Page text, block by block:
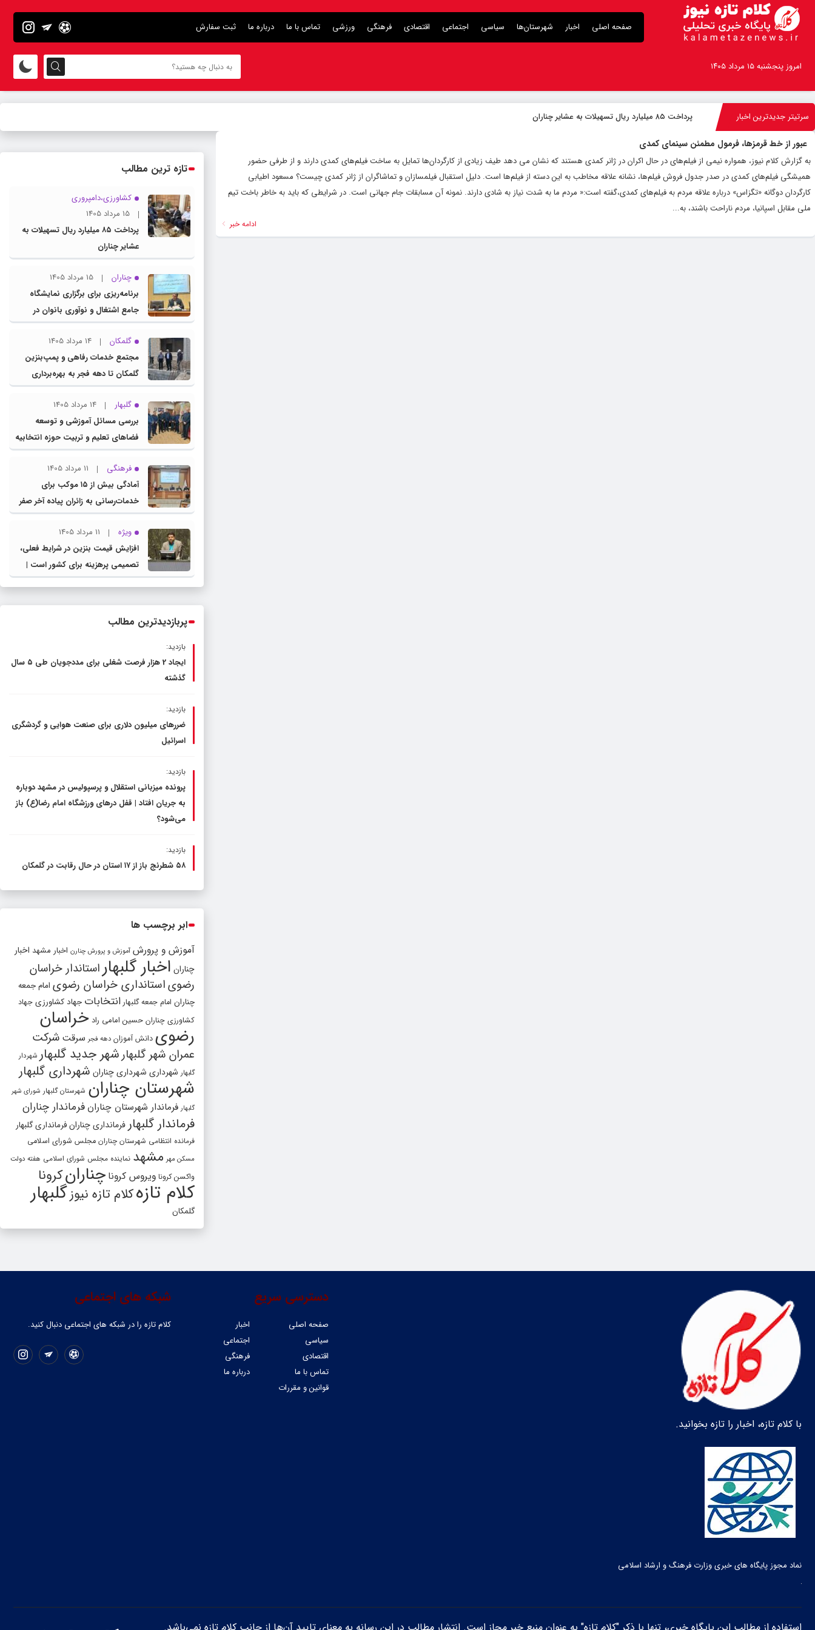
صفحه اصلی اخبار شهرستان‌ها سیاسی اجتماعی اقتصادی فرهنگی ورزشی تماس با ما درباره ما ثبت سفارش
امروز پنجشنبه ۱۵ مرداد ۱۴۰۵
سرتیتر جدیدترین اخبار پرداخت ۸۵ میلیارد ریال تسهیلات به عشایر چناران
عبور از خط قرمزها، فرمول مطمئن سینمای کمدی
به گزارش کلام نیوز، همواره نیمی از فیلم‌های در حال اکران در ژانر کمدی هستند که نشان می دهد طیف زیادی از کارگردان‌ها تمایل به ساخت فیلم‌های کمدی دارند و از طرفی حضور
همیشگی فیلم‌های کمدی در صدر جدول فروش فیلم‌ها، نشانه علاقه مخاطب به این دسته از فیلم‌ها است. دلیل استقبال فیلمسازان و تماشاگران از ژانر کمدی چیست؟ مسعود اطیابی
کارگردان دوگانه «تگزاس» درباره علاقه مردم به فیلم‌های کمدی،گفته است:« مردم ما به شدت نیاز به شادی دارند. نمونه آن مسابقات جام جهانی است. در شرایطی که باید به خاطر باخت تیم
ملی مقابل اسپانیا، مردم ناراحت باشند، به...
ادامه خبر
تازه ترین مطالب
کشاورزی،دامپروری
15 مرداد 1405
پرداخت ۸۵ میلیارد ریال تسهیلات به
عشایر چناران
چناران
15 مرداد 1405
برنامه‌ریزی برای برگزاری نمایشگاه
جامع اشتغال و نوآوری بانوان در
چناران
گلمکان
14 مرداد 1405
مجتمع خدمات رفاهی و پمپ‌بنزین
گلمکان تا دهه فجر به بهره‌برداری
می‌رسد
گلبهار
14 مرداد 1405
بررسی مسائل آموزشی و توسعه
فضاهای تعلیم و تربیت حوزه انتخابیه
در نشست مشترک عضو کمیسیون
آموزش مجلس با مدیرکل آموزش و
پرورش خراسان رضوی
فرهنگی
11 مرداد 1405
آمادگی بیش از ۱۵ موکب برای
خدمات‌رسانی به زائران پیاده آخر صفر
در شهرستان چناران
ویژه
11 مرداد 1405
افزایش قیمت بنزین در شرایط فعلی،
تصمیمی پرهزینه برای کشور است |
دولت، قاچاق سوخت و عوامل اصلی
پربازدیدترین مطالب
بازدید:
ایجاد 2 هزار فرصت شغلی برای مددجویان طی ۵ سال
گذشته
بازدید:
ضررهای میلیون دلاری برای صنعت هوایی و گردشگری
اسرائیل
بازدید:
پرونده میزبانی استقلال و پرسپولیس در مشهد دوباره
به جریان افتاد | قفل در‌های ورزشگاه امام رضا(ع) باز
می‌شود؟
بازدید:
۵۸ شطرنج‌ باز از ۱۷ استان در حال رقابت در گلمکان
ابر برچسب ها
آموزش و پرورش آموزش و پرورش چنارن اخبار مشهد اخبار
چناران اخبار گلبهار استاندار خراسان
رضویاستانداری خراسان رضوی امام جمعه
چناران امام جمعه گلبهار انتخابات جهاد کشاورزی جهاد
کشاورزی چناران حسین امامی راد خراسان
رضوی دانش آموزان دهه فجر سرقت شرکت
عمران شهر گلبهارشهر جدید گلبهار شهردار
گلبهار شهرداری شهرداری چناران شهرداری گلبهار
شهرستان چناران شهرستان گلبهار شورای شهر
گلبهار فرماندار شهرستان چناران فرماندار چناران
فرماندار گلبهار فرمانداری چنارانفرمانداری گلبهار
فرمانده انتظامی شهرستان چناران مجلس شورای اسلامی
مسکن مهر مشهد نماینده مجلس شورای اسلامی هفته دولت
واکسن کرونا ویروس کرونا چنارانکرونا
کلام تازهکلام تازه نیوزگلبهار
گلمکان
با کلام تازه، اخبار را تازه بخوانید.
نماد مجوز پایگاه های خبری وزارت فرهنگ و ارشاد اسلامی
شبکه های اجتماعی
کلام تازه را در شبکه ‌های اجتماعی دنبال کنید.
دسترسی سریع
صفحه اصلی
اخبار
سیاسی
اجتماعی
اقتصادی
فرهنگی
تماس با ما
درباره ما
قوانین و مقررات